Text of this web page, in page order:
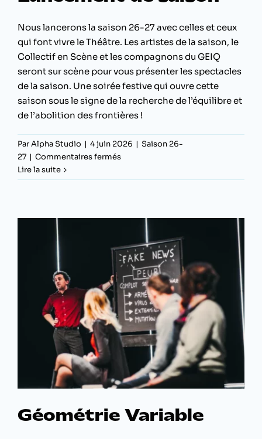
Nous lancerons la saison 26-27 avec celles et ceux
qui font vivre le Théâtre. Les artistes de la saison, le
Collectif en Scène et les compagnons du GEIQ
seront sur scène pour vous présenter les spectacles
de la saison. Une soirée festive qui ouvre cette
saison sous le signe de la recherche de l’équilibre et
de l’abolition des frontières !
ParAlpha Studio | 4 juin 2026 | Saison 26-
27 | Commentaires ferméssur
de
Lire la suite
Géométrie Variable